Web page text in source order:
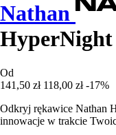
Nathan
HyperNight
Od
141,50 zł 118,00 zł -17%
Odkryj rękawice Nathan
innowacje w trakcie